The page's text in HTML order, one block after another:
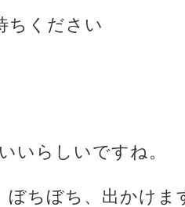
ちください
いらしいですね。
ちぼち、出かけま